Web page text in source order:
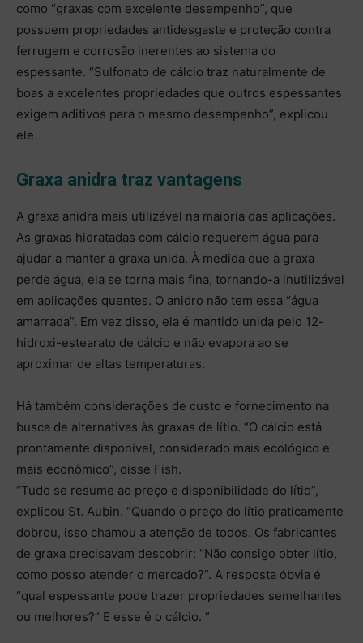
como “graxas com excelente desempenho”, que
possuem propriedades antidesgaste e proteção contra
ferrugem e corrosão inerentes ao sistema do
espessante. “Sulfonato de cálcio traz naturalmente de
boas a excelentes propriedades que outros espessantes
exigem aditivos para o mesmo desempenho”, explicou
ele.
Graxa anidra traz vantagens
A graxa anidra mais utilizável na maioria das aplicações.
As graxas hidratadas com cálcio requerem água para
ajudar a manter a graxa unida. À medida que a graxa
perde água, ela se torna mais fina, tornando-a inutilizável
em aplicações quentes. O anidro não tem essa “água
amarrada”. Em vez disso, ela é mantido unida pelo 12-
hidroxi-estearato de cálcio e não evapora ao se
aproximar de altas temperaturas.
Há também considerações de custo e fornecimento na
busca de alternativas às graxas de lítio. “O cálcio está
prontamente disponível, considerado mais ecológico e
mais econômico”, disse Fish.
“Tudo se resume ao preço e disponibilidade do lítio”,
explicou St. Aubin. “Quando o preço do lítio praticamente
dobrou, isso chamou a atenção de todos. Os fabricantes
de graxa precisavam descobrir: “Não consigo obter lítio,
como posso atender o mercado?”. A resposta óbvia é
“qual espessante pode trazer propriedades semelhantes
ou melhores?” E esse é o cálcio. ”